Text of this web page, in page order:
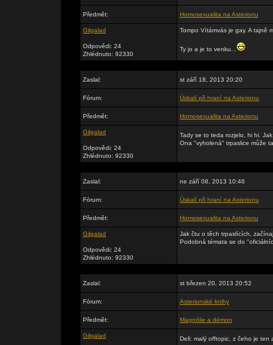
Předmět: Homosexualita na Asterionu
Gilgalad
Odpovědi: 24
Zhlédnuto: 92330
Tompo Vítámvás je gay. A tajně
Ty jo a je to venku...
Zaslal: st září 18, 2013 20:20
Fórum: Úskalí při hraní na Asterionu
Předmět: Homosexualita na Asterionu
Gilgalad
Odpovědi: 24
Zhlédnuto: 92330
Tady se to teda rozjelo, hi hi.
Ona "vyholená" trpaslice může
Zaslal: ne září 08, 2013 10:46
Fórum: Úskalí při hraní na Asterionu
Předmět: Homosexualita na Asterionu
Gilgalad
Odpovědi: 24
Zhlédnuto: 92330
Jak čtu o těch trpaslících,
Podobná témata se do
Zaslal: st březen 20, 2013 20:52
Fórum: Asterionské knihy
Předmět: Magnólie a démon
Gilgalad Deli: malý offtopic, z čeho je ten